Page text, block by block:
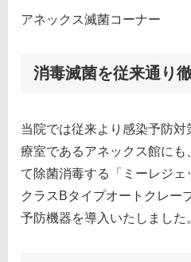
アネックス滅菌コーナー
消毒滅菌を従来通り
当院では従来より感染予防
療室であるアネックス館にも
て除菌消毒する「ミーレジェ
クラスBタイプオートクレー
予防機器を導入いたしました